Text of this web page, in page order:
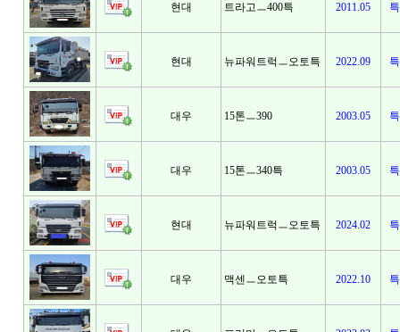
현대 트라고ㅡ400특 2011.05
현대 뉴파워트럭ㅡ오토특 2022.09
대우 15톤ㅡ390 2003.05
대우 15톤ㅡ340특 2003.05
현대 뉴파워트럭ㅡ오토특 2024.02
대우 맥센ㅡ오토특 2022.10